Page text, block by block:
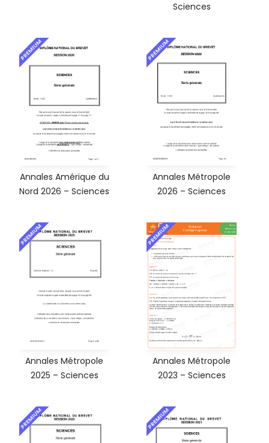
Sciences
PREMIUM
Annales Amérique du
Nord 2026 – Sciences
PREMIUM
Annales Métropole
2026 – Sciences
PREMIUM
Annales Métropole
2025 – Sciences
PREMIUM
Annales Métropole
2023 – Sciences
PREMIUM PREMIUM